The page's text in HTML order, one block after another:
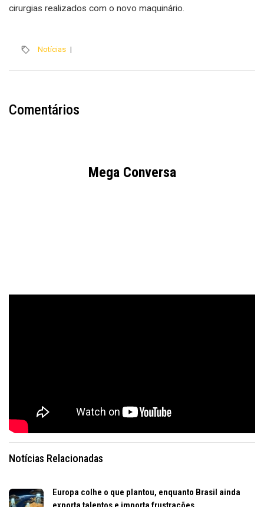
cirurgias realizados com o novo maquinário.
Notícias |
Comentários
Mega Conversa
Notícias Relacionadas
Europa colhe o que plantou, enquanto Brasil ainda